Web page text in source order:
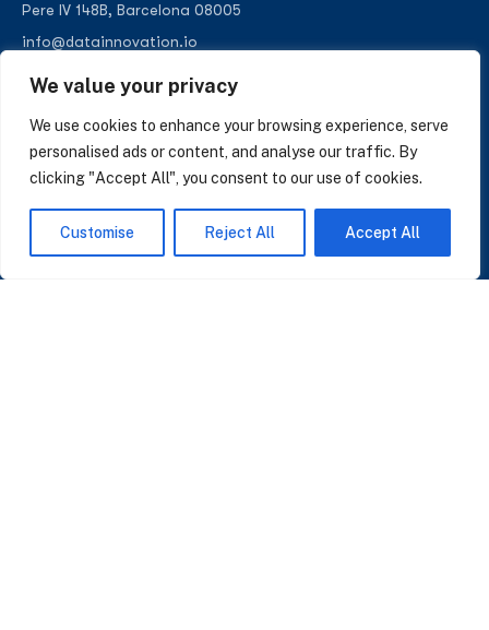
We value your privacy
We use cookies to enhance your browsing experience, serve
personalised ads or content, and analyse our traffic. By
clicking "Accept All", you consent to our use of cookies.
Customise Reject All Accept All
Pere IV 148B, Barcelona 08005
info@datainnovation.io
SUSCRÍBASE A NUESTRAS NOTICIAS
Perspectivas sobre IA, datos y CRM. Sin spam, solo lo que importa.